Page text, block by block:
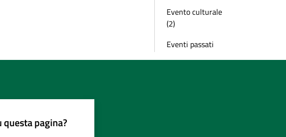
Evento culturale
(2)
Eventi passati
pagina?